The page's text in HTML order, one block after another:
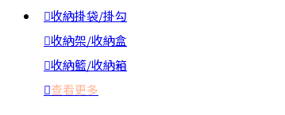
收納掛袋/掛勾
收納架/收納盒
收納籃/收納箱
查看更多
新品上市
10月新品
11月新品
12月新品